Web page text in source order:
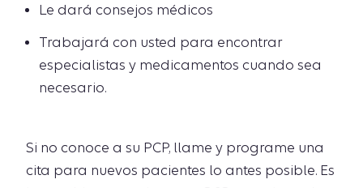
Le dará consejos médicos
Trabajará con usted para encontrar
especialistas y medicamentos cuando sea
necesario.
Si no conoce a su PCP, llame y programe una
cita para nuevos pacientes lo antes posible. Es